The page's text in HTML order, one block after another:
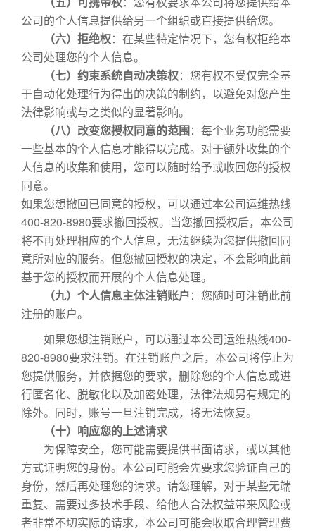
公司的个人信息提供给另一个组织或直接提供给您。
（六）拒绝权：在某些特定情况下，您有权拒绝本
公司处理您的个人信息。
（七）约束系统自动决策权：您有权不受仅完全基
于自动化处理行为得出的决策的制约，以避免对您产生
法律影响或与之类似的显著影响。
（八）改变您授权同意的范围：每个业务功能需要
一些基本的个人信息才能得以完成。对于额外收集的个
人信息的收集和使用，您可以随时给予或收回您的授权
同意。
如果您想撤回已同意的授权，可以通过本公司运维热线
400-820-8980要求撤回授权。当您撤回授权后，本公司
将不再处理相应的个人信息，无法继续为您提供撤回同
意所对应的服务。但您撤回授权的决定，不会影响此前
基于您的授权而开展的个人信息处理。
（九）个人信息主体注销账户：您随时可注销此前
注册的账户。
如果您想注销账户，可以通过本公司运维热线400-
820-8980要求注销。在注销账户之后，本公司将停止为
您提供服务，并依据您的要求，删除您的个人信息或进
行匿名化、脱敏化以及加密处理，法律法规另有规定的
除外。同时，账号一旦注销完成，将无法恢复。
（十）响应您的上述请求
为保障安全，您可能需要提供书面请求，或以其他
方式证明您的身份。本公司可能会先要求您验证自己的
身份，然后再处理您的请求。请您理解，对于某些无端
重复、需要过多技术手段、给他人合法权益带来风险或
者非常不切实际的请求，本公司可能会收取合理管理费